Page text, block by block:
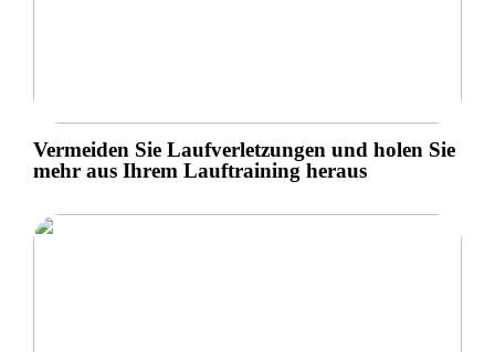
Vermeiden Sie Laufverletzungen und holen Sie
mehr aus Ihrem Lauftraining heraus